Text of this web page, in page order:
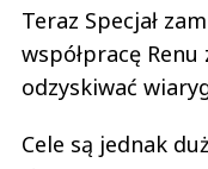
Teraz Specjał
współpracę
odzyskiwać
Cele są jednak